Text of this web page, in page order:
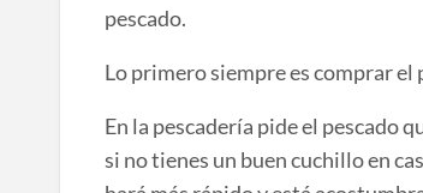
pescado.
Lo primero siempre es comprar
En la pescadería pide el pescado
si no tienes un buen cuchillo en